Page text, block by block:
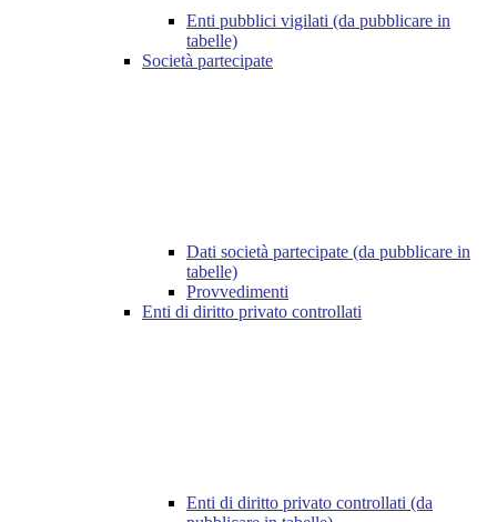
Enti pubblici vigilati (da pubblicare in
tabelle)
Società partecipate
Dati società partecipate (da pubblicare in
tabelle)
Provvedimenti
Enti di diritto privato controllati
Enti di diritto privato controllati (da